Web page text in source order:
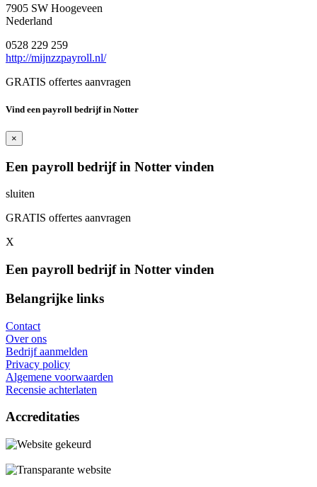
7905 SW Hoogeveen
Nederland
0528 229 259
http://mijnzzpayroll.nl/
GRATIS offertes aanvragen
Vind een payroll bedrijf in Notter
×
Een payroll bedrijf in Notter vinden
sluiten
GRATIS offertes aanvragen
X
Een payroll bedrijf in Notter vinden
Belangrijke links
Contact
Over ons
Bedrijf aanmelden
Privacy policy
Algemene voorwaarden
Recensie achterlaten
Accreditaties